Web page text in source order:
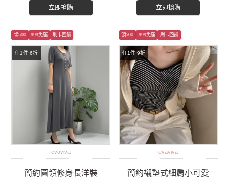
立即搶購 立即搶購
任1件 6折
領500 999免運 刷卡回饋
evaviva
簡約圓領修身長洋裝
任1件 9折
領500 999免運 刷卡回饋
evaviva
簡約襯墊式細肩小可愛